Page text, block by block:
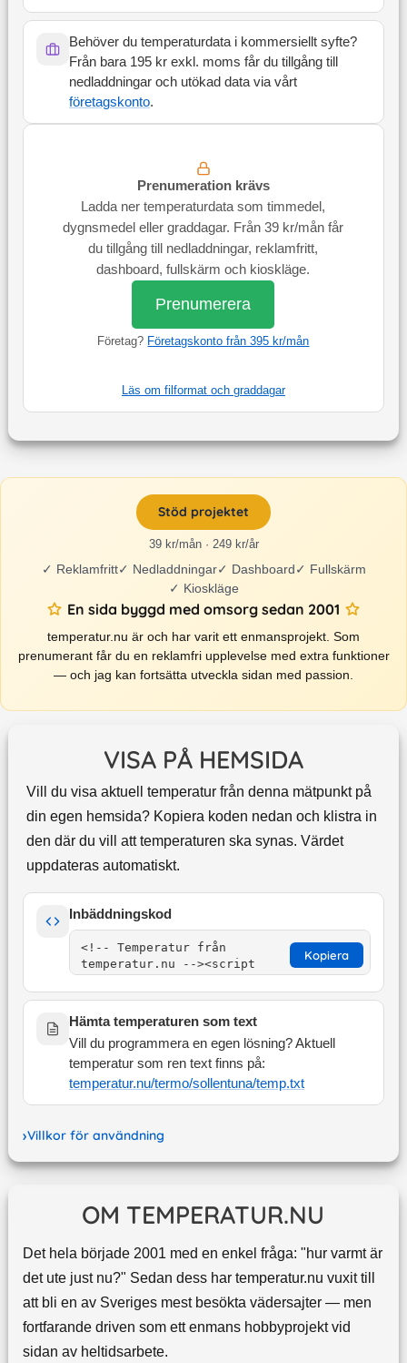
Behöver du temperaturdata i kommersiellt syfte?
Från bara 195 kr exkl. moms får du tillgång till
nedladdningar och utökad data via vårt
företagskonto.
Prenumeration krävs
Ladda ner temperaturdata som timmedel,
dygnsmedel eller graddagar. Från 39 kr/mån får
du tillgång till nedladdningar, reklamfritt,
dashboard, fullskärm och kioskläge.
Prenumerera
Företag? Företagskonto från 395 kr/mån
Läs om filformat och graddagar
Stöd projektet
39 kr/mån · 249 kr/år
✓ Reklamfritt✓ Nedladdningar✓ Dashboard✓ Fullskärm
✓ Kioskläge
En sida byggd med omsorg sedan 2001
temperatur.nu är och har varit ett enmansprojekt. Som
prenumerant får du en reklamfri upplevelse med extra funktioner
— och jag kan fortsätta utveckla sidan med passion.
VISA PÅ HEMSIDA
Vill du visa aktuell temperatur från denna mätpunkt på
din egen hemsida? Kopiera koden nedan och klistra in
den där du vill att temperaturen ska synas. Värdet
uppdateras automatiskt.
Inbäddningskod
Kopiera
Hämta temperaturen som text
Vill du programmera en egen lösning? Aktuell
temperatur som ren text finns på:
temperatur.nu/termo/sollentuna/temp.txt
Villkor för användning
OM TEMPERATUR.NU
Det hela började 2001 med en enkel fråga: "hur varmt är
det ute just nu?" Sedan dess har temperatur.nu vuxit till
att bli en av Sveriges mest besökta vädersajter — men
fortfarande driven som ett enmans hobbyprojekt vid
sidan av heltidsarbete.